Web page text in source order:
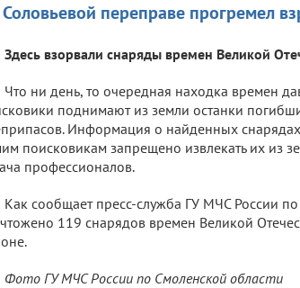
переправе прогремел
Здесь взорвали снаряды времен Великой
Что ни день, то очередная находка времен
поднимают из земли останки
Информация о найденных
поисковикам запрещено извлекать их из
профессионалов.
Как сообщает пресс-служба ГУ МЧС России
119 снарядов времен Великой
Фото ГУ МЧС России по Смоленской области